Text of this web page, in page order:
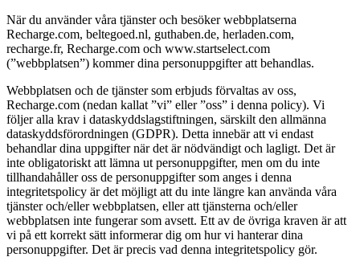
När du använder våra tjänster och besöker webbplatserna
Recharge.com, beltegoed.nl, guthaben.de, herladen.com,
recharge.fr, Recharge.com och www.startselect.com
(”webbplatsen”) kommer dina personuppgifter att behandlas.
Webbplatsen och de tjänster som erbjuds förvaltas av oss,
Recharge.com (nedan kallat ”vi” eller ”oss” i denna policy). Vi
följer alla krav i dataskyddslagstiftningen, särskilt den allmänna
dataskyddsförordningen (GDPR). Detta innebär att vi endast
behandlar dina uppgifter när det är nödvändigt och lagligt. Det är
inte obligatoriskt att lämna ut personuppgifter, men om du inte
tillhandahåller oss de personuppgifter som anges i denna
integritetspolicy är det möjligt att du inte längre kan använda våra
tjänster och/eller webbplatsen, eller att tjänsterna och/eller
webbplatsen inte fungerar som avsett. Ett av de övriga kraven är att
vi på ett korrekt sätt informerar dig om hur vi hanterar dina
personuppgifter. Det är precis vad denna integritetspolicy gör.